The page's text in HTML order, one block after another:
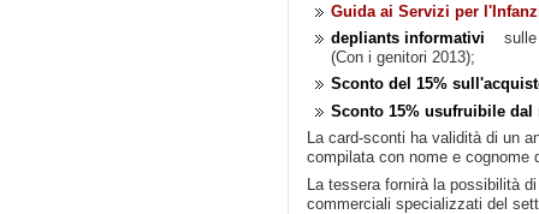
Guida ai Servizi per
depliants informativi
sulle
(Con i genitori 2013);
Sconto del 15%
Sconto 15% usufruibile
La card-sconti ha validità di un
compilata con nome e cognome
La tessera fornirà la possibilità
commerciali specializzati del